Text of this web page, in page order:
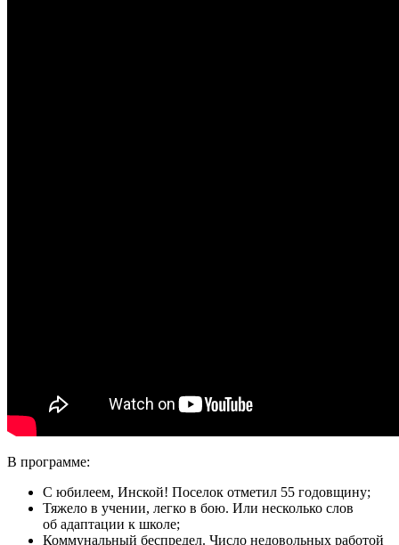
В программе:
С юбилеем, Инской! Поселок отметил 55 годовщину;
Тяжело в учении, легко в бою. Или несколько слов
об адаптации к школе;
Коммунальный беспредел. Число недовольных работой